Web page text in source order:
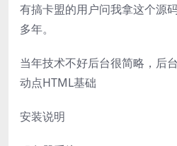
有搞卡盟的用户问我拿这个源
多年。
当年技术不好后台很简略，后
动点HTML基础
安装说明